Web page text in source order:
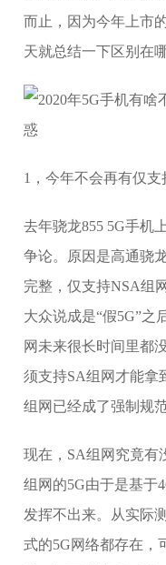
而止，因为今年上市
天就总结一下区别在哪
1，今年不会再有仅
去年骁龙855 5G手机
争论。原因是高通骁
完整，仅支持NSA组
大众说成是“假5G”之
网未来很长时间里都
须支持SA组网才能拿
组网已经成了强制规范
现在，SA组网究竟有
组网的5G由于是基于
发挥不出来。从实际
式的5G网络都存在，